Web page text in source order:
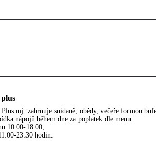
Plus mj. zahrnuje snídaně, obědy, večeře formou
nápojů během dne za poplatek dle menu.
10:00-18:00,
23:30 hodin.